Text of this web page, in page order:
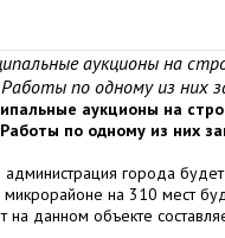
аукционы на
по одному из них
аукционы на
по одному из них
города
на 310 мест
на данном объекте